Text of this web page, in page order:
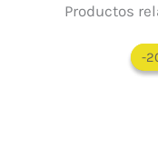
Productos
-
-